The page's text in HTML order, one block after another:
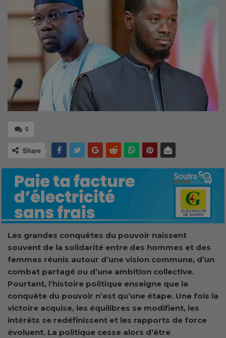
0
Share
Les grandes conquêtes du pouvoir naissent
souvent de la solidarité entre des hommes et des
femmes réunis autour d’une vision commune, d’un
combat partagé ou d’une ambition collective.
Pourtant, l’histoire politique enseigne que la
conquête du pouvoir n’est qu’une étape. Une fois la
victoire acquise, les équilibres se modifient, les
intérêts se redéfinissent et les rapports de force
évoluent. La politique cesse alors d’être